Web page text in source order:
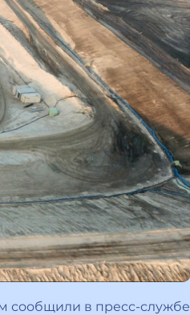
сообщили в пресс-службе